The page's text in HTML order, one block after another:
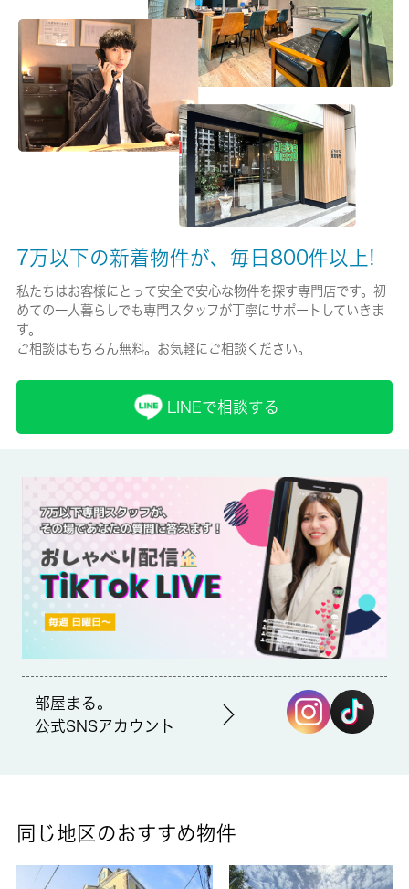
有/19000円
保険名/保険期間
-/2年
ジェイリース５０％～１００％ 他プラン有
賃貸区分/契約期間
一般/2年
備は照明付き・CS・エアコンなど豊富に揃っており、過ごしや
すいお部屋になっております。家賃は月々4.9万円でございます。
お部屋探しも楽しくワクワクしながら選びましょう。横浜市磯子
区エリアの京急本線杉田近くの情報が満載です。是非、お問い合
せ下さい。
7万以下の新着物件が、毎日800件以上!
私たちはお客様にとって安全で安心な物件を探す専門店です。初
めての一人暮らしでも専門スタッフが丁寧にサポートしていきま
す。
ご相談はもちろん無料。お気軽にご相談ください。
LINEで相談する
部屋まる。
公式SNSアカウント
同じ地区のおすすめ物件